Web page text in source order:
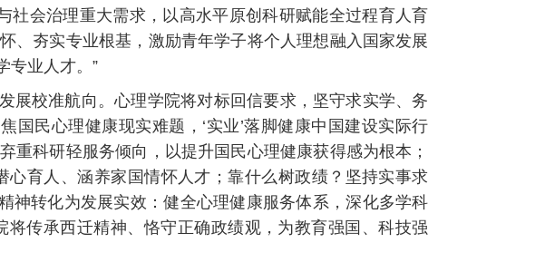
社会治理重大需求，以高水平原创科研赋能全过程育人育
、夯实专业根基，激励青年学子将个人理想融入国家发展
专业人才。”
展校准航向。心理学院将对标回信要求，坚守求实学、务
国民心理健康现实难题，‘实业’落脚健康中国建设实际行
科研轻服务倾向，以提升国民心理健康获得感为根本；
育人、涵养家国情怀人才；靠什么树政绩？坚持实事求
神转化为发展实效：健全心理健康服务体系，深化多学科
传承西迁精神、恪守正确政绩观，为教育强国、科技强